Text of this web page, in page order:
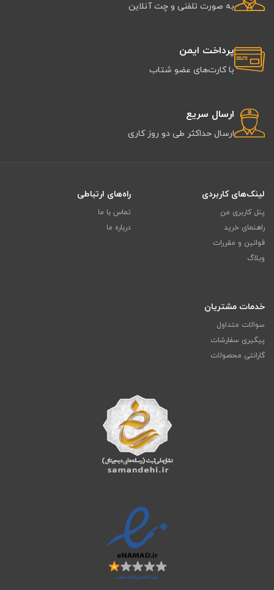
به صورت تلفنی و چت آنلاین
پرداخت ایمن
با کارت‌های عضو شتاب
ارسال سریع
ارسال حداکثر طی دو روز کاری
لینک‌های کاربردی
پنل کاربری من
راهنمای خرید
قوانین و مقررات
وبلاگ
راه‌های ارتباطی
تماس با ما
درباره ما
خدمات مشتریان
سوالات متداول
پیگیری سفارشات
گارانتی محصولات